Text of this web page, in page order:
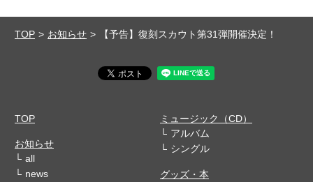
TOP お知らせ 【予告】復刻スカウト第31弾開催決定！
TOP
お知らせ
all
news
ミュージック（CD）
アルバム
シングル
グッズ・本